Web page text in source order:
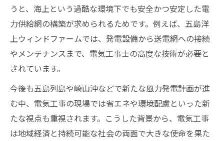
うと、海上という過酷な環境下でも安全かつ安定した電
力供給網の構築が求められるためです。例えば、五島洋
上ウィンドファームでは、発電設備から送電網への接続
やメンテナンスまで、電気工事士の高度な技術が必要と
されています。
今後も五島列島や崎山沖などで新たな風力発電計画が進
む中、電気工事の現場では省エネや環境配慮といった新
たな視点も重視されます。こうした背景から、電気工事
は地域経済と持続可能な社会の両面で大きな使命を果た